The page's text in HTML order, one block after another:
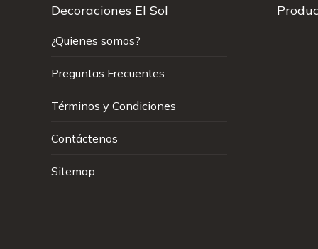
Decoraciones El Sol
¿Quienes somos?
Preguntas Frecuentes
Términos y Condiciones
Contáctenos
Sitemap